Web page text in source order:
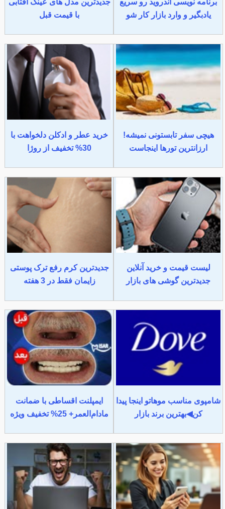
برنامه نویسی اندروید رو سریع
یادبگیر و وارد بازار کار شو
جدیدترین مدل های عینک آفتابی
با قیمت قبل
هیچی سفر تابستونی نمیشه!
ارزانترین تورها اینجاست
خرید عطر و ادکلن دلخواهت با
30% تخفیف از روژا
لیست قیمت و خرید آنلاین
جدیدترین گوشی های بازار
جدیدترین کرم رفع ترک پوستی
زایمان فقط در 3 هفته
شامپوی مناسب موهاتو اینجا پیدا
کن◀بهترین برند بازار
ایمپلنت اقساطی با ضمانت
مادام‌العمر+ 25% تخفیف ویژه